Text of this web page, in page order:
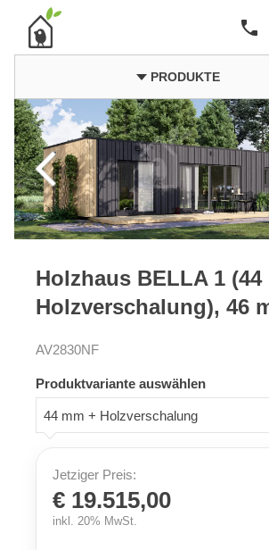
PRODUKTE
Holzhaus BELLA 1 (44
Holzverschalung), 46
AV2830NF
Produktvariante auswählen
44 mm + Holzverschalung
Jetziger Preis:
€ 19.515,00
inkl. 20% MwSt.